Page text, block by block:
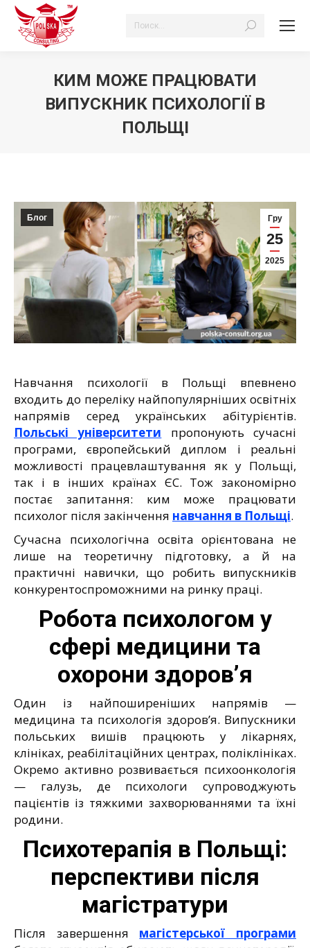
Search:
КИМ МОЖЕ ПРАЦЮВАТИ
ВИПУСКНИК ПСИХОЛОГІЇ В
ПОЛЬЩІ
Гру
25
2025
Блог
Навчання психології в Польщі впевнено
входить до переліку найпопулярніших освітніх
напрямів серед українських абітурієнтів.
Польські університети пропонують сучасні
програми, європейський диплом і реальні
можливості працевлаштування як у Польщі,
так і в інших країнах ЄС. Тож закономірно
постає запитання: ким може працювати
психолог після закінчення навчання в Польщі.
Сучасна психологічна освіта орієнтована не
лише на теоретичну підготовку, а й на
практичні навички, що робить випускників
конкурентоспроможними на ринку праці.
Робота психологом у
сфері медицини та
охорони здоров’я
Один із найпоширеніших напрямів —
медицина та психологія здоров’я. Випускники
польських вишів працюють у лікарнях,
клініках, реабілітаційних центрах, поліклініках.
Окремо активно розвивається психоонкологія
— галузь, де психологи супроводжують
пацієнтів із тяжкими захворюваннями та їхні
родини.
Психотерапія в Польщі:
перспективи після
магістратури
Після завершення магістерської програми